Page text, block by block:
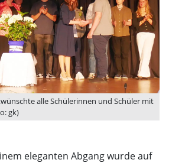
alle Schülerinnen und Schüler mit
gk)
eleganten Abgang wurde auf